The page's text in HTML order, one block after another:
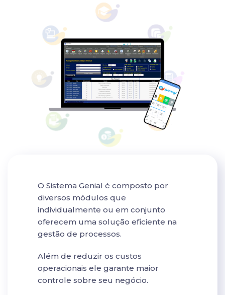
O Sistema Genial é composto por
diversos módulos que
individualmente ou em conjunto
oferecem uma solução eficiente na
gestão de processos.
Além de reduzir os custos
operacionais ele garante maior
controle sobre seu negócio.